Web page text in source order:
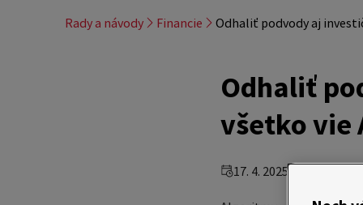
Rady a návody Financie Odhaliť podvody aj
Odhaliť
všetko vie
17. 4. 2025